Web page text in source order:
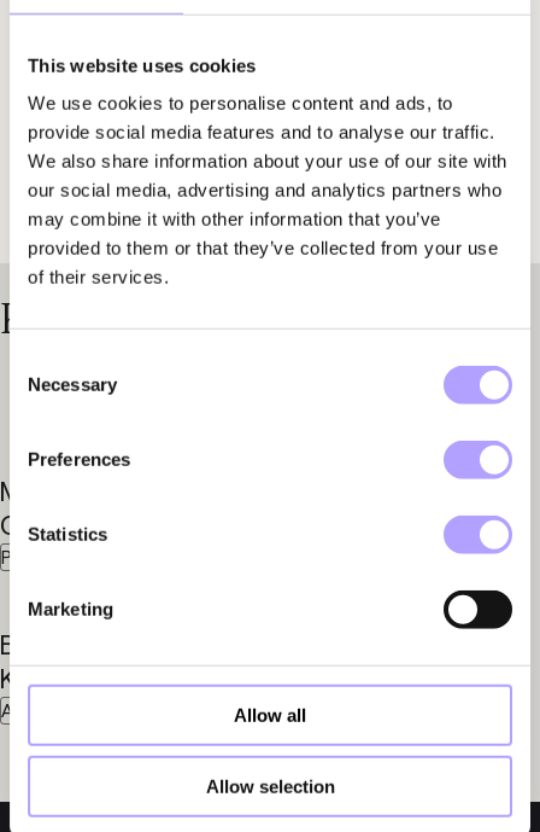
This website uses cookies
We use cookies to personalise content and ads, to
provide social media features and to analyse our traffic.
We also share information about your use of our site with
our social media, advertising and analytics partners who
may combine it with other information that you’ve
provided to them or that they’ve collected from your use
of their services.
Selection
Necessary
Preferences
Statistics
Marketing
Allow all
Allow selection
Program för regelefterlevnad
IT- och outsourcingavtal
Outsourcing av affärsprocesser
Konsekvensanalyser av lagstiftningsåtgärder
Rådgivning i samband med implementering av
ny teknik
Kontakta våra specialister
Partner
Martin
Gynnerstedt
Advokat
Björn
Karlsson
Advokat
Mazaheri